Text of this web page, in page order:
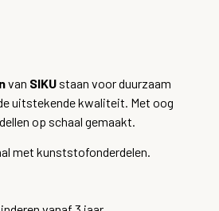
van SIKU staan voor duurzaam
uitstekende kwaliteit. Met oog
op schaal gemaakt.
met kunststofonderdelen.